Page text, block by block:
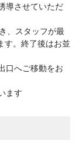
導させていただ
、スタッフが最
す。終了後はお並
口へご移動をお
ます